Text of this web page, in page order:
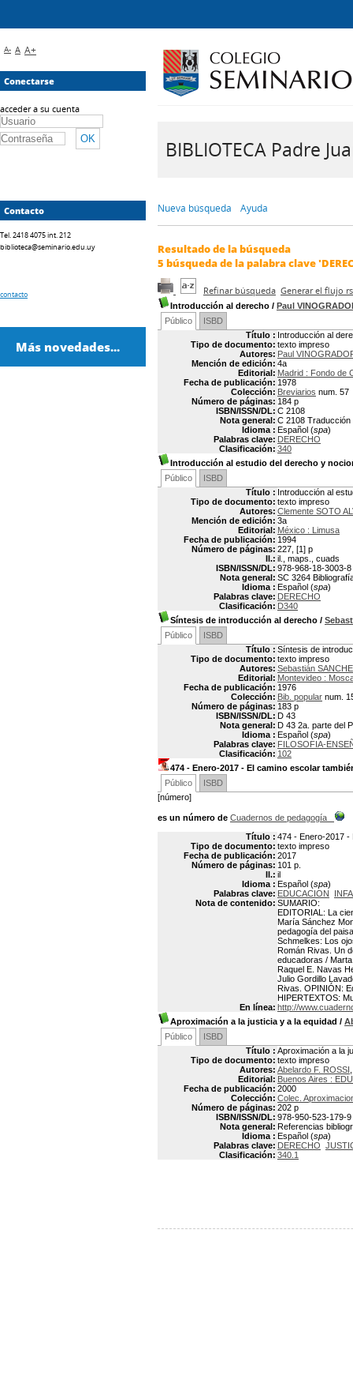
BIBLIOTECA Padre
Nueva búsqueda Ayuda
Resultado de la búsqueda
5 búsqueda de la palabra clave
Refinar búsqueda Generar el flujo
Introducción al derecho / Paul
Público
ISBD
Título : Introducción al
Tipo de documento: texto impreso
Autores: Paul
Mención de edición: 4a
Editorial: Madrid : Fondo de
Fecha de publicación: 1978
Colección: Breviarios num. 57
Número de páginas: 184 p
ISBN/ISSN/DL: C 2108
Nota general: C 2108 Traducción
Idioma : Español (spa)
Palabras clave: DERECHO
Clasificación: 340
Introducción al estudio del derecho y
Público
ISBD
Título : Introducción al
Tipo de documento: texto impreso
Autores: Clemente SOTO
Mención de edición: 3a
Editorial: México : Limusa
Fecha de publicación: 1994
Número de páginas: 227, [1] p
Il.: il., maps., cuads
ISBN/ISSN/DL: 978-968-18-3003-8
Nota general: SC 3264
Idioma : Español (spa)
Palabras clave: DERECHO
Clasificación: D340
Síntesis de introducción al derecho /
Público
ISBD
Título : Síntesis de
Tipo de documento: texto impreso
Autores: Sebastián
Editorial: Montevideo :
Fecha de publicación: 1976
Colección: Bib. popular num.
Número de páginas: 183 p
ISBN/ISSN/DL: D 43
Nota general: D 43 2a. parte del
Idioma : Español (spa)
Palabras clave: FILOSOFIA-
Clasificación: 102
474 - Enero-2017 - El camino escolar
Público
ISBD
[número]
es un número de Cuadernos de pedagogía
Título : 474 - Enero-2017 -
Tipo de documento: texto impreso
Fecha de publicación: 2017
Número de páginas: 101 p.
Il.: il
Idioma : Español (spa)
Palabras clave: EDUCACION
Nota de contenido: SUMARIO:
EDITORIAL: La
María Sánchez
pedagogía del
Schmelkes: Los
Román Rivas. Un
educadoras /
Raquel E. Navas
Julio Gordillo
Rivas. OPINIÓN:
HIPERTEXTOS:
En línea: http://
Aproximación a la justicia y a la equidad /
Público
ISBD
Título : Aproximación a la
Tipo de documento: texto impreso
Autores: Abelardo F. ROSSI
Editorial: Buenos Aires :
Fecha de publicación: 2000
Colección: Colec.
Número de páginas: 202 p
ISBN/ISSN/DL: 978-950-523-179-9
Nota general: Referencias
Idioma : Español (spa)
Palabras clave: DERECHO
Clasificación: 340.1
A- A A+
Conectarse
acceder a su cuenta
Contacto
Tel. 2418 4075 int. 212
biblioteca@seminario.edu.uy
contacto
Más novedades...